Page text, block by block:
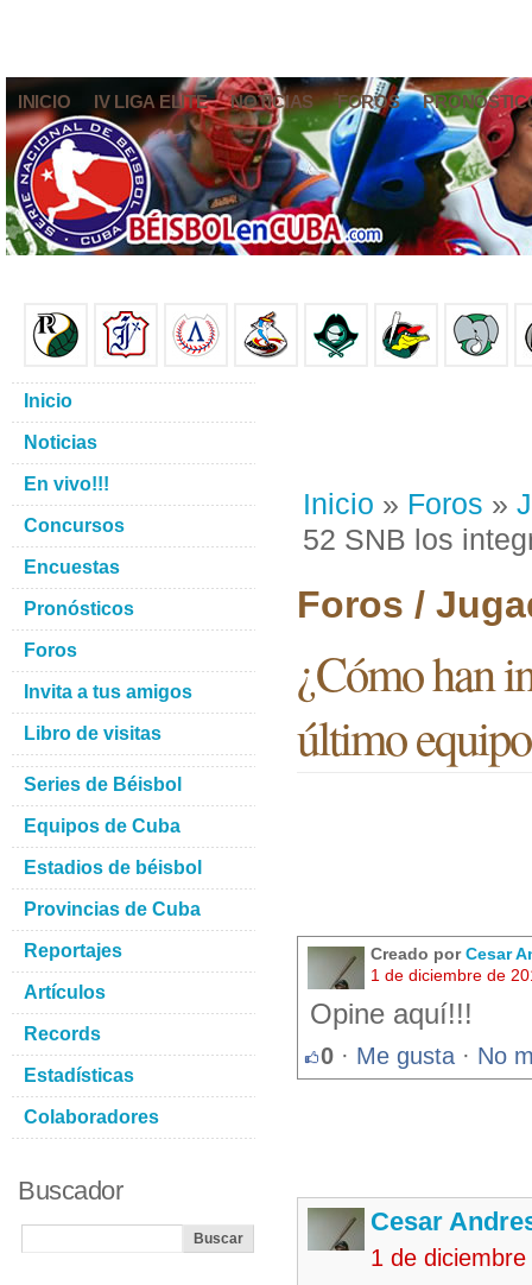
INICIO IV LIGA ELITE NOTICIAS FOROS
Inicio » Foros »
52 SNB los
Foros /
¿Cómo han
último
Creado porCesar
1 de diciembre de
Opine aquí!!!
0 · Me gusta · No
Cesar
1 de
Inicio
Noticias
En vivo!!!
Concursos
Encuestas
Pronósticos
Foros
Invita a tus amigos
Libro de visitas
Series de Béisbol
Equipos de Cuba
Estadios de béisbol
Provincias de Cuba
Reportajes
Artículos
Records
Estadísticas
Colaboradores
Buscador